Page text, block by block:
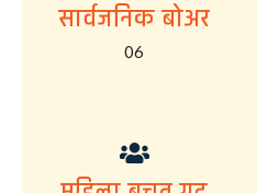
सार्वजनिक बोअर
06